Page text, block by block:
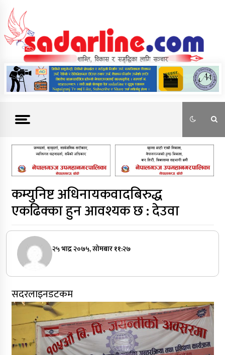
content
News For Nepal
कम्युनिष्ट अधिनायकवादबिरुद्ध
एकढिक्का हुन आवश्यक छ : देउवा
२५ भाद्र २०७५, सोमबार ११:२७
सदरलाइनडटकम